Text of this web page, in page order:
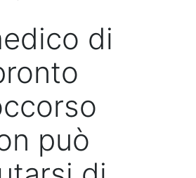
di
può